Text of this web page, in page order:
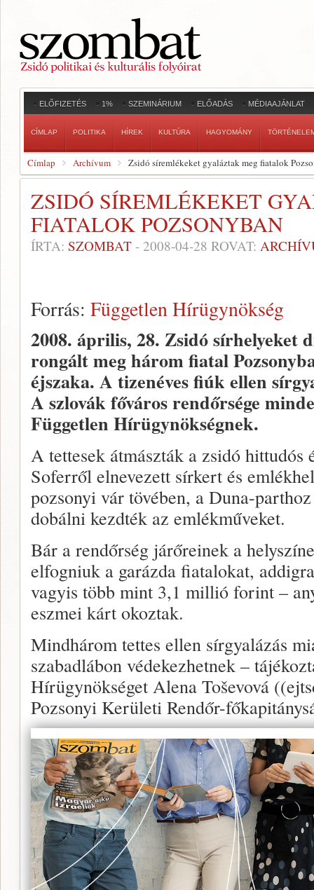
ELŐFIZETÉS 1% SZEMINÁRIUM ELŐADÁS MÉDIAAJÁNLAT
CÍMLAP POLITIKA HÍREK KULTÚRA HAGYOMÁNY
Címlap Archívum Zsidó síremlékeket gyaláztak meg fiatalok
ZSIDÓ SÍREMLÉKEKET
FIATALOK POZSONYBAN
ÍRTA: SZOMBAT - 2008-04-28 ROVAT:
Forrás: Független Hírügynökség
2008. április, 28. Zsidó sírhelyeket
rongált meg három fiatal
éjszaka. A tizenéves fiúk ellen
A szlovák főváros rendőrsége
Független Hírügynökségnek.
A tettesek átmászták a zsidó hittudós
Soferről elnevezett sírkert és
pozsonyi vár tövében, a Duna-
dobálni kezdték az emlékműveket.
Bár a rendőrség járőreinek a
elfogniuk a garázda fiatalokat,
vagyis több mint 3,1 millió forint –
eszmei kárt okoztak.
Mindhárom tettes ellen sírgyalázás
szabadlábon védekezhetnek –
Hírügynökséget Alena Toševová
Pozsonyi Kerületi Rendőr-